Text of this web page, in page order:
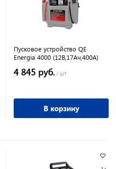
Пусковое устройство QE
Energia 4000 (12В,17Ач,400А)
4 845 руб. / шт
В корзину